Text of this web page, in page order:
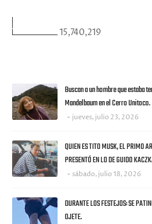
15,740,219
Buscan a un hombre que estaba
Mandelbaum en el Cerro Unitoco.
jueves, julio 23, 2026
QUIEN ES TITO MUSK, EL PRIMO
PRESENTÓ EN LO DE GUIDO
sábado, julio 18, 2026
DURANTE LOS FESTEJOS: SE
OJETE.